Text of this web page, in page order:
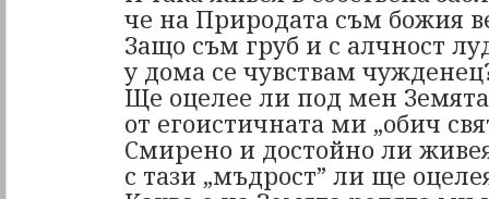
че на Природата съм божия
Защо съм груб и с алчност
у дома се чувствам
Ще оцелее ли под мен Земята
от егоистичната ми „обич
Смирено и достойно ли
с тази „мъдрост” ли ще